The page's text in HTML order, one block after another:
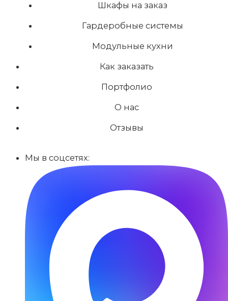
Шкафы на заказ
Гардеробные системы
Модульные кухни
Как заказать
Портфолио
О нас
Отзывы
Мы в соцсетях: